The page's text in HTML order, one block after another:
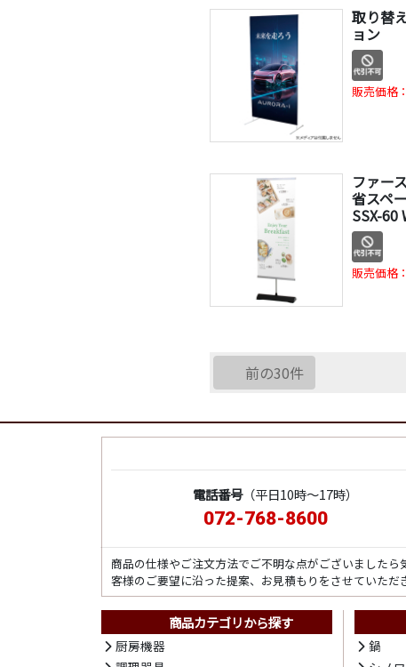
取り替
ョン
販売価格：
ファー
省スペ
SSX-
販売価格：
前の30件
電話番号（平日10時～17時）
072-768-8600
商品の仕様やご注文方法でご不明な点がございました
客様のご要望に沿った提案、お見積もりをさせていただ
商品カテゴリから探す
厨房機器
鍋